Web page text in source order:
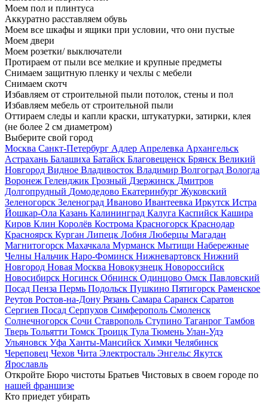
Моем пол и плинтуса
Аккуратно расставляем обувь
Моем все шкафы и ящики при условии, что они пустые
Моем двери
Моем розетки/ выключатели
Протираем от пыли все мелкие и крупные предметы
Снимаем защитную пленку и чехлы с мебели
Снимаем скотч
Избавляем от строительной пыли потолок, стены и пол
Избавляем мебель от строительной пыли
Оттираем следы и капли краски, штукатурки, затирки, клея
(не более 2 см диаметром)
Выберите свой город
Москва Санкт-Петербург Адлер Апрелевка Архангельск
Астрахань Балашиха Батайск Благовещенск Брянск Великий
Новгород Видное Владивосток Владимир Волгоград Вологда
Воронеж Геленджик Грозный Дзержинск Дмитров
Долгопрудный Домодедово Екатеринбург Жуковский
Зеленогорск Зеленоград Иваново Ивантеевка Иркутск Истра
Йошкар-Ола Казань Калининград Калуга Каспийск Кашира
Киров Клин Королёв Кострома Красногорск Краснодар
Красноярск Курган Липецк Лобня Люберцы Магадан
Магнитогорск Махачкала Мурманск Мытищи Набережные
Челны Нальчик Наро-Фоминск Нижневартовск Нижний
Новгород Новая Москва Новокузнецк Новороссийск
Новосибирск Ногинск Обнинск Одинцово Омск Павловский
Посад Пенза Пермь Подольск Пушкино Пятигорск Раменское
Реутов Ростов-на-Дону Рязань Самара Саранск Саратов
Сергиев Посад Серпухов Симферополь Смоленск
Солнечногорск Сочи Ставрополь Ступино Таганрог Тамбов
Тверь Тольятти Томск Троицк Тула Тюмень Улан-Удэ
Ульяновск Уфа Ханты-Мансийск Химки Челябинск
Череповец Чехов Чита Электросталь Энгельс Якутск
Ярославль
Откройте Бюро чистоты Братьев Чистовых в своем городе по
нашей франшизе
Кто приедет убирать